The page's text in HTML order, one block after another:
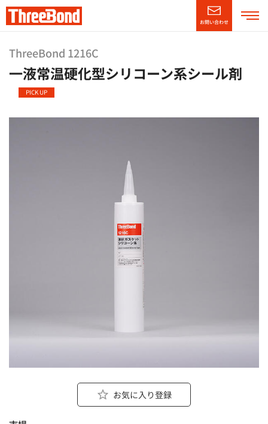
お問い合わせ
企業情報
製品情報
技術・サポート情報
（別窓で開く）
ThreeBond 1216C
一液常温硬化型シリコーン系シール剤
PICK UP
お気に入り登録